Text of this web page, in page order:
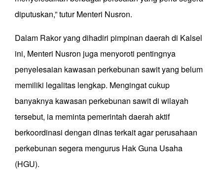
diputuskan,” tutur Menteri Nusron.
Dalam Rakor yang dihadiri pimpinan daerah di Kalsel
ini, Menteri Nusron juga menyoroti pentingnya
penyelesaian kawasan perkebunan sawit yang belum
memiliki legalitas lengkap. Mengingat cukup
banyaknya kawasan perkebunan sawit di wilayah
tersebut, ia meminta pemerintah daerah aktif
berkoordinasi dengan dinas terkait agar perusahaan
perkebunan segera mengurus Hak Guna Usaha
(HGU).